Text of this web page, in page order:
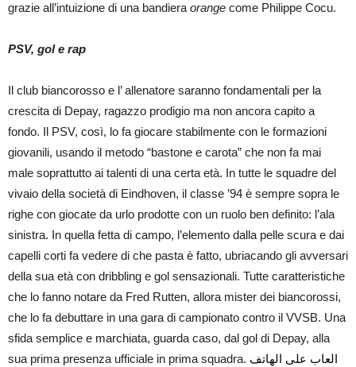
grazie all’intuizione di una bandiera orange come Philippe Cocu.
PSV, gol e rap
Il club biancorosso e l’ allenatore saranno fondamentali per la
crescita di Depay, ragazzo prodigio ma non ancora capito a
fondo. Il PSV, così, lo fa giocare stabilmente con le formazioni
giovanili, usando il metodo “bastone e carota” che non fa mai
male soprattutto ai talenti di una certa età. In tutte le squadre del
vivaio della società di Eindhoven, il classe ’94 è sempre sopra le
righe con giocate da urlo prodotte con un ruolo ben definito: l’ala
sinistra. In quella fetta di campo, l’elemento dalla pelle scura e dai
capelli corti fa vedere di che pasta è fatto, ubriacando gli avversari
della sua età con dribbling e gol sensazionali. Tutte caratteristiche
che lo fanno notare da Fred Rutten, allora mister dei biancorossi,
che lo fa debuttare in una gara di campionato contro il VVSB. Una
sfida semplice e marchiata, guarda caso, dal gol di Depay, alla
sua prima presenza ufficiale in prima squadra. العاب على الهاتف